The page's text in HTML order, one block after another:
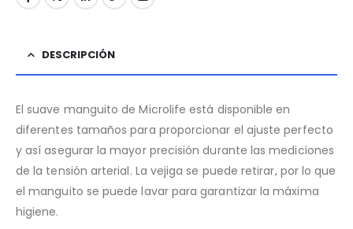
DESCRIPCIÓN
El suave manguito de Microlife está disponible en
diferentes tamaños para proporcionar el ajuste perfecto
y así asegurar la mayor precisión durante las mediciones
de la tensión arterial. La vejiga se puede retirar, por lo que
el manguito se puede lavar para garantizar la máxima
higiene.